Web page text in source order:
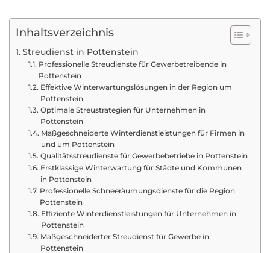
Inhaltsverzeichnis
Streudienst in Pottenstein
Professionelle Streudienste für Gewerbetreibende in
Pottenstein
Effektive Winterwartungslösungen in der Region um
Pottenstein
Optimale Streustrategien für Unternehmen in
Pottenstein
Maßgeschneiderte Winterdienstleistungen für Firmen in
und um Pottenstein
Qualitätsstreudienste für Gewerbebetriebe in Pottenstein
Erstklassige Winterwartung für Städte und Kommunen
in Pottenstein
Professionelle Schneeräumungsdienste für die Region
Pottenstein
Effiziente Winterdienstleistungen für Unternehmen in
Pottenstein
Maßgeschneiderter Streudienst für Gewerbe in
Pottenstein